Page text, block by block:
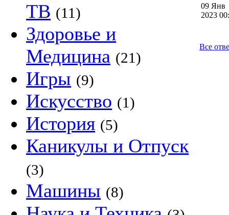
ТВ (11)
Здоровье и
Медицина (21)
Игры (9)
Искусство (1)
История (5)
Каникулы и Отпуск
(3)
Машины (8)
09 Янв
2023
Все